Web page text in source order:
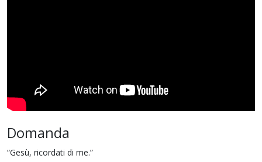
Domanda
“Gesù, ricordati di me.”